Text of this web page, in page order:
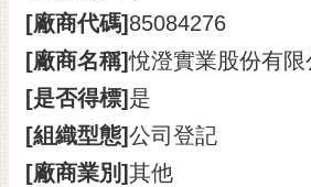
[廠商代碼] 85084276
[廠商名稱]悅澄實業股份有限
[是否得標] 是
[組織型態]公司登記
[廠商業別]其他